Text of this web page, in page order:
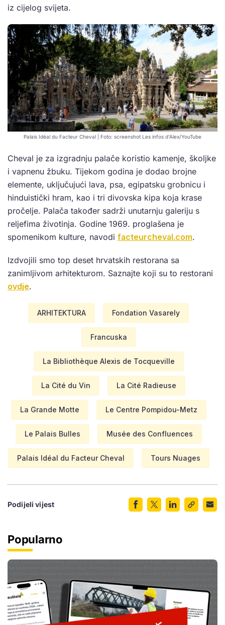
iz cijelog svijeta.
Palais Idéal du Facteur Cheval | Foto: screenshot Les infos d’Alex/YouTube
Cheval je za izgradnju palače koristio kamenje, školjke
i vapnenu žbuku. Tijekom godina je dodao brojne
elemente, uključujući lava, psa, egipatsku grobnicu i
hinduistički hram, kao i tri divovska kipa koja krase
pročelje. Palača također sadrži unutarnju galeriju s
reljefima životinja. Godine 1969. proglašena je
spomenikom kulture, navodi facteurcheval.com.
Izdvojili smo top deset hrvatskih restorana sa
zanimljivom arhitekturom. Saznajte koji su to restorani
ovdje.
ARHITEKTURA Fondation Vasarely
Francuska
La Bibliothèque Alexis de Tocqueville
La Cité du Vin La Cité Radieuse
La Grande Motte Le Centre Pompidou-Metz
Le Palais Bulles Musée des Confluences
Palais Idéal du Facteur Cheval Tours Nuages
Podijeli vijest
Popularno